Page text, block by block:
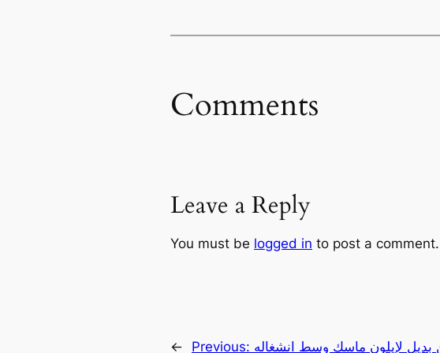
Comments
Leave a Reply
You must be logged in to post a comment.
← Previous: لإيلون ماسك وسط انشغاله